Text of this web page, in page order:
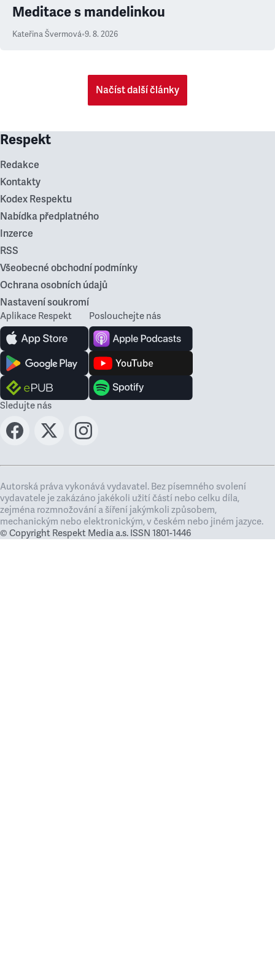
Meditace s mandelinkou
Kateřina Švermová•9. 8. 2026
Načíst další články
Respekt
Redakce
Kontakty
Kodex Respektu
Nabídka předplatného
Inzerce
RSS
Všeobecné obchodní podmínky
Ochrana osobních údajů
Nastavení soukromí
Aplikace Respekt Poslouchejte nás
Sledujte nás
Autorská práva vykonává vydavatel. Bez písemného svolení
vydavatele je zakázáno jakékoli užití částí nebo celku díla,
zejména rozmnožování a šíření jakýmkoli způsobem,
mechanickým nebo elektronickým, v českém nebo jiném jazyce.
© Copyright Respekt Media a.s. ISSN 1801-1446